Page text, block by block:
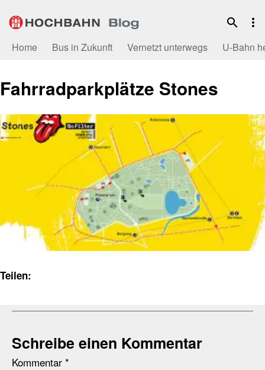
Inhalt
Home Bus in Zukunft Vernetzt unterwegs U-Bahn
Fahrradparkplätze Stones
Teilen:
Schreibe einen Kommentar
Kommentar *